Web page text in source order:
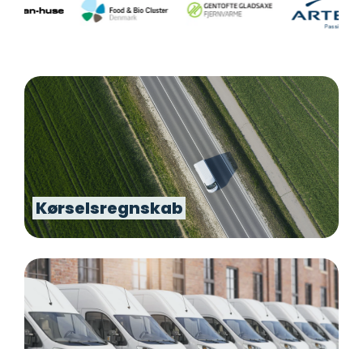
Kørselsregnskab